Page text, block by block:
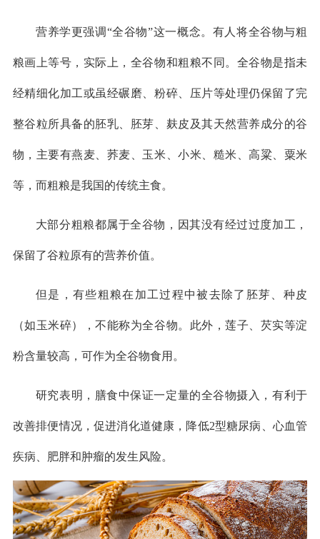
营养学更强调“全谷物”这一概念。有人将全谷物与粗
粮画上等号，实际上，全谷物和粗粮不同。全谷物是指未
经精细化加工或虽经碾磨、粉碎、压片等处理仍保留了完
整谷粒所具备的胚乳、胚芽、麸皮及其天然营养成分的谷
物，主要有燕麦、荞麦、玉米、小米、糙米、高粱、粟米
等，而粗粮是我国的传统主食。
大部分粗粮都属于全谷物，因其没有经过过度加工，
保留了谷粒原有的营养价值。
但是，有些粗粮在加工过程中被去除了胚芽、种皮
（如玉米碎），不能称为全谷物。此外，莲子、芡实等淀
粉含量较高，可作为全谷物食用。
研究表明，膳食中保证一定量的全谷物摄入，有利于
改善排便情况，促进消化道健康，降低2型糖尿病、心血管
疾病、肥胖和肿瘤的发生风险。